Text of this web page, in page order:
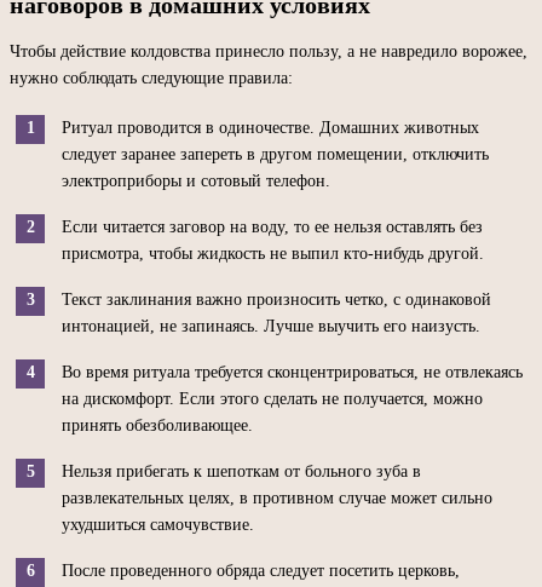
Чтобы действие колдовства принесло пользу, а не навредило ворожее,
нужно соблюдать следующие правила:
Ритуал проводится в одиночестве. Домашних животных
следует заранее запереть в другом помещении, отключить
электроприборы и сотовый телефон.
Если читается заговор на воду, то ее нельзя оставлять без
присмотра, чтобы жидкость не выпил кто-нибудь другой.
Текст заклинания важно произносить четко, с одинаковой
интонацией, не запинаясь. Лучше выучить его наизусть.
Во время ритуала требуется сконцентрироваться, не отвлекаясь
на дискомфорт. Если этого сделать не получается, можно
принять обезболивающее.
Нельзя прибегать к шепоткам от больного зуба в
развлекательных целях, в противном случае может сильно
ухудшиться самочувствие.
После проведенного обряда следует посетить церковь,